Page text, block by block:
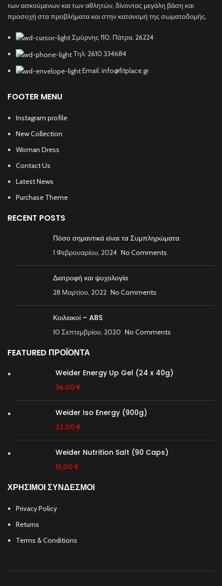
των ασκούμενων και των αθλητών, δίνοντας μεγάλη βάση και
προσοχή στα προβλήματα και στην κατανομή της σωματοδομής.
Σμύρνης 110, Πάτρα, 26224
Τηλ: 2610 334684
Email: info@fitplace.gr
FOOTER MENU
Instagram profile
New Collection
Woman Dress
Contact Us
Latest News
Purchase Theme
RECENT POSTS
Πόσο σημαντικά είναι τα Συμπληρώματα
1 Φεβρουαρίου, 2024 No Comments
Διατροφή και ψυχολογία
28 Μαρτίου, 2022 No Comments
Κοιλιακοί – ABS
10 Σεπτεμβρίου, 2020 No Comments
FEATURED ΠΡΟΪΟΝΤΑ
Weider Energy Up Gel (24 x 40g)
36,00 €
Weider Iso Energy (900g)
22,00 €
Weider Nutrition Salt (90 Caps)
15,00 €
ΧΡΗΣΙΜΟΙ ΣΥΝΔΕΣΜΟΙ
Privacy Policy
Returns
Terms & Conditions